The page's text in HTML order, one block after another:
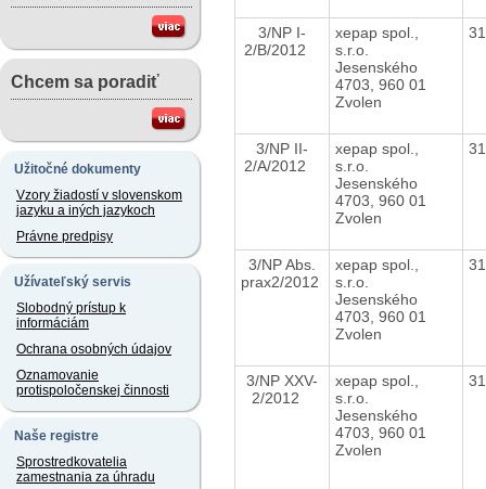
Chcem sa poradiť
Užitočné dokumenty
Vzory žiadostí v slovenskom
jazyku a iných jazykoch
Právne predpisy
Užívateľský servis
Slobodný prístup k
informáciám
Ochrana osobných údajov
Oznamovanie
protispoločenskej činnosti
Naše registre
Sprostredkovatelia
zamestnania za úhradu
3/NP I-
2/B/2012
xepap spol.,
s.r.o.
Jesenského
4703, 960 01
Zvolen
3/NP II-
2/A/2012
xepap spol.,
s.r.o.
Jesenského
4703, 960 01
Zvolen
3/NP Abs.
prax2/2012
xepap spol.,
s.r.o.
Jesenského
4703, 960 01
Zvolen
3/NP XXV-
2/2012
xepap spol.,
s.r.o.
Jesenského
4703, 960 01
Zvolen